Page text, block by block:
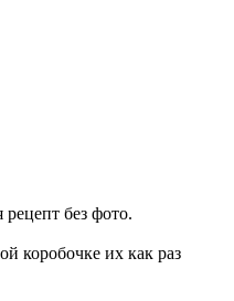
без фото.
коробочке их как раз